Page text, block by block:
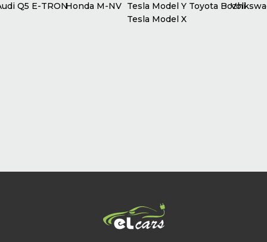
Q5 E-TRONHonda M-NV Tesla Model Y
Tesla Model X
Toyota Bozhi